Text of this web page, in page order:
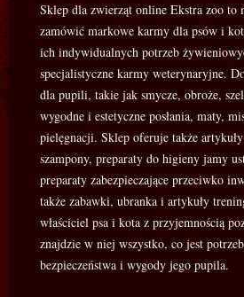
Sklep dla zwierząt online Ekstra zoo to
zamówić markowe karmy dla psów i
ich indywidualnych potrzeb
specjalistyczne karmy weterynaryjne.
dla pupili, takie jak smycze, obroże,
wygodne i estetyczne posłania, maty,
pielęgnacji. Sklep oferuje także
szampony, preparaty do higieny jamy
preparaty zabezpieczające przeciwko
także zabawki, ubranka i artykuły
właściciel psa i kota z przyjemnością
znajdzie w niej wszystko, co jest
bezpieczeństwa i wygody jego pupila.